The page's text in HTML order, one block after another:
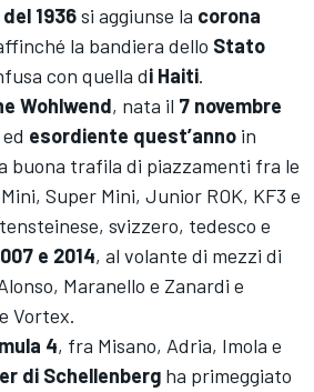
1936si aggiunse la corona
la bandiera dello Stato
con quella di Haiti.
Wohlwend, nata il 7 novembre
ed esordiente quest’anno in
buona trafila di piazzamenti fra le
Mini, Super Mini, Junior ROK, KF3 e
svizzero, tedesco e
e 2014, al volante di mezzi di
Maranello e Zanardi e
Vortex.
4, fra Misano, Adria, Imola e
di Schellenberg ha primeggiato